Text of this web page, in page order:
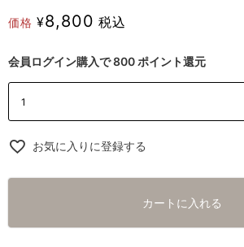
価格 ¥8,800 税込
会員ログイン購入で800ポイント還元
お気に入りに登録する
カートに入れる